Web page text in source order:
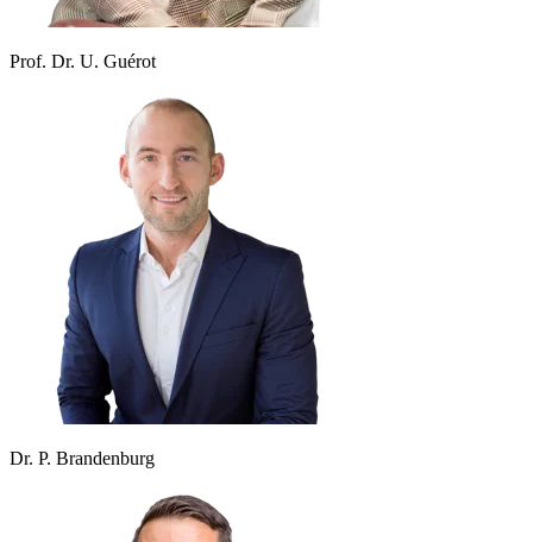
Prof. Dr. U. Guérot
Dr. P. Brandenburg